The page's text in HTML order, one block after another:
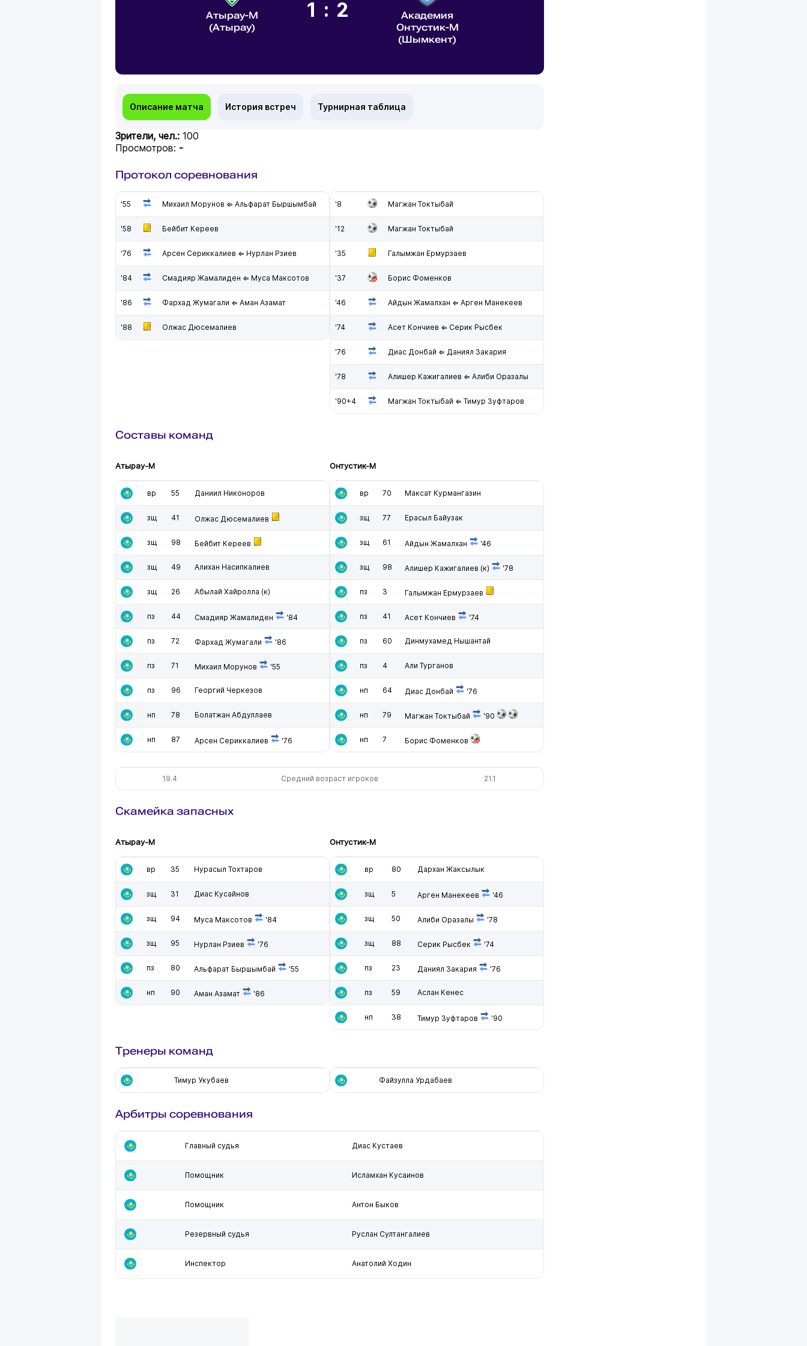
Атырау-М
(Атырау)
1:2
Академия
Онтустик-М
(Шымкент)
Описание матча История встреч Турнирная таблица
Зрители, чел.: 100
Просмотров: -
Протокол соревнования
'55 Михаил Морунов ⇐ Альфарат Быршымбай
'58 Бейбит Кереев
'76 Арсен Сериккалиев ⇐ Нурлан Рзиев
'84 Смадияр Жамалиден ⇐ Муса Максотов
'86 Фархад Жумагали ⇐ Аман Азамат
'88 Олжас Дюсемалиев
'8 Магжан Токтыбай
'12 Магжан Токтыбай
'35 Галымжан Ермурзаев
'37 Борис Фоменков
'46 Айдын Жамалхан ⇐ Арген Манекеев
'74 Асет Кончиев ⇐ Серик Рысбек
'76 Диас Донбай ⇐ Даниял Закария
'78 Алишер Кажигалиев ⇐ Алиби Оразалы
'90+4 Магжан Токтыбай ⇐ Тимур Зуфтаров
Составы команд
Атырау-М
вр 55 Даниил Никоноров
зщ 41 Олжас Дюсемалиев
зщ 98 Бейбит Кереев
зщ 49 Алихан Насипкалиев
зщ 26 Абылай Хайролла (к)
пз 44 Смадияр Жамалиден '84
пз 72 Фархад Жумагали '86
пз 71 Михаил Морунов '55
пз 96 Георгий Черкезов
нп 78 Болатжан Абдуллаев
нп 87 Арсен Сериккалиев '76
Онтустик-М
вр 70 Максат Курмангазин
зщ 77 Ерасыл Байузак
зщ 61 Айдын Жамалхан '46
зщ 98 Алишер Кажигалиев (к) '78
пз 3 Галымжан Ермурзаев
пз 41 Асет Кончиев '74
пз 60 Динмухамед Нышантай
пз 4 Али Турганов
нп 64 Диас Донбай '76
нп 79 Магжан Токтыбай '90
нп 7 Борис Фоменков
19.4 Средний возраст игроков 21.1
Скамейка запасных
Атырау-М
вр 35 Нурасыл Тохтаров
зщ 31 Диас Кусайнов
зщ 94 Муса Максотов '84
зщ 95 Нурлан Рзиев '76
пз 80 Альфарат Быршымбай '55
нп 90 Аман Азамат '86
Онтустик-М
вр 80 Дархан Жаксылык
зщ 5 Арген Манекеев '46
зщ 50 Алиби Оразалы '78
зщ 88 Серик Рысбек '74
пз 23 Даниял Закария '76
пз 59 Аслан Кенес
нп 38 Тимур Зуфтаров '90
Тренеры команд
Тимур Укубаев Файзулла Урдабаев
Арбитры соревнования
Главный судья Диас Кустаев
Помощник Исламхан Кусаинов
Помощник Антон Быков
Резервный судья Руслан Султангалиев
Инспектор Анатолий Ходин